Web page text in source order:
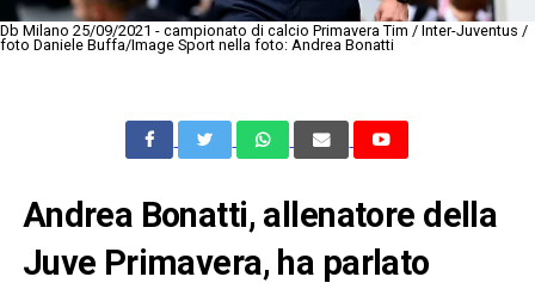
Db Milano 25/09/2021 - campionato di calcio Primavera Tim / Inter-Juventus /
foto Daniele Buffa/Image Sport nella foto: Andrea Bonatti
Andrea Bonatti, allenatore della
Juve Primavera, ha parlato